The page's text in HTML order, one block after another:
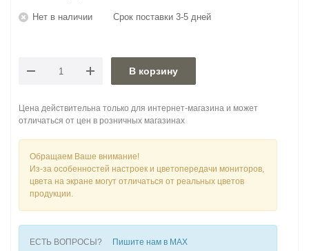
Нет в наличии Срок поставки 3-5 дней
В корзину
Цена действительна только для интернет-магазина и может
отличаться от цен в розничных магазинах
Обращаем Ваше внимание!
Из-за особенностей настроек и цветопередачи мониторов,
цвета на экране могут отличаться от реальных цветов
продукции.
ЕСТЬ ВОПРОСЫ? Пишите нам в MAX